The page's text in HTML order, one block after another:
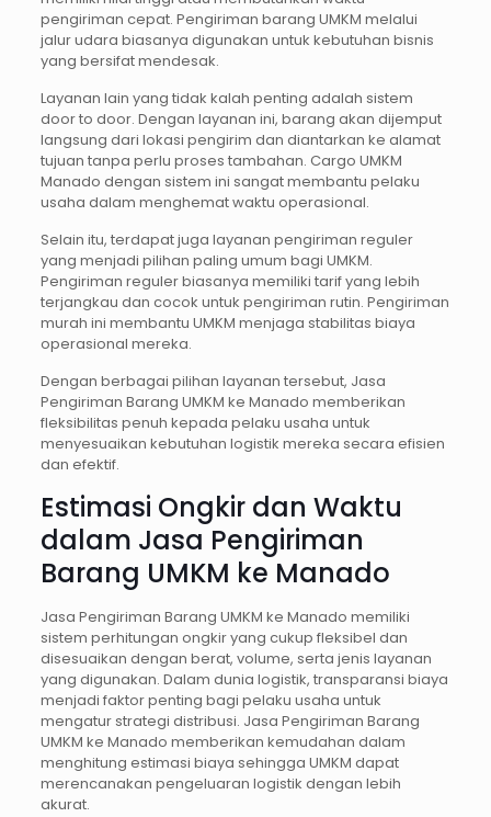
pengiriman cepat. Pengiriman barang UMKM melalui
jalur udara biasanya digunakan untuk kebutuhan bisnis
yang bersifat mendesak.
Layanan lain yang tidak kalah penting adalah sistem
door to door. Dengan layanan ini, barang akan dijemput
langsung dari lokasi pengirim dan diantarkan ke alamat
tujuan tanpa perlu proses tambahan. Cargo UMKM
Manado dengan sistem ini sangat membantu pelaku
usaha dalam menghemat waktu operasional.
Selain itu, terdapat juga layanan pengiriman reguler
yang menjadi pilihan paling umum bagi UMKM.
Pengiriman reguler biasanya memiliki tarif yang lebih
terjangkau dan cocok untuk pengiriman rutin. Pengiriman
murah ini membantu UMKM menjaga stabilitas biaya
operasional mereka.
Dengan berbagai pilihan layanan tersebut, Jasa
Pengiriman Barang UMKM ke Manado memberikan
fleksibilitas penuh kepada pelaku usaha untuk
menyesuaikan kebutuhan logistik mereka secara efisien
dan efektif.
Estimasi Ongkir dan Waktu
dalam Jasa Pengiriman
Barang UMKM ke Manado
Jasa Pengiriman Barang UMKM ke Manado memiliki
sistem perhitungan ongkir yang cukup fleksibel dan
disesuaikan dengan berat, volume, serta jenis layanan
yang digunakan. Dalam dunia logistik, transparansi biaya
menjadi faktor penting bagi pelaku usaha untuk
mengatur strategi distribusi. Jasa Pengiriman Barang
UMKM ke Manado memberikan kemudahan dalam
menghitung estimasi biaya sehingga UMKM dapat
merencanakan pengeluaran logistik dengan lebih
akurat.